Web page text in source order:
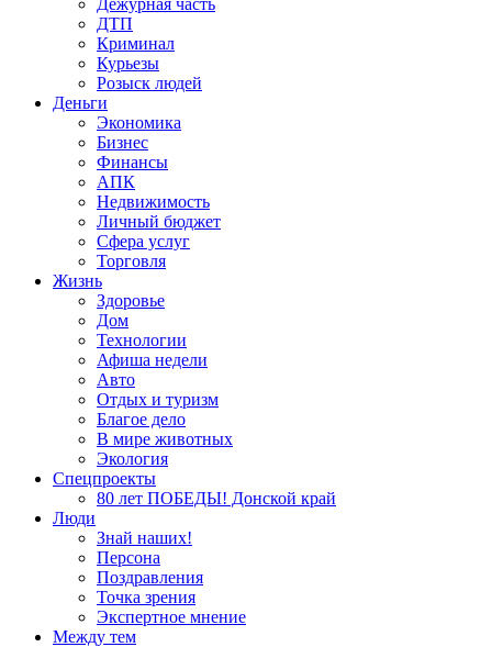
Дежурная часть
ДТП
Криминал
Курьезы
Розыск людей
Деньги
Экономика
Бизнес
Финансы
АПК
Недвижимость
Личный бюджет
Сфера услуг
Торговля
Жизнь
Здоровье
Дом
Технологии
Афиша недели
Авто
Отдых и туризм
Благое дело
В мире животных
Экология
Спецпроекты
80 лет ПОБЕДЫ! Донской край
Люди
Знай наших!
Персона
Поздравления
Точка зрения
Экспертное мнение
Между тем